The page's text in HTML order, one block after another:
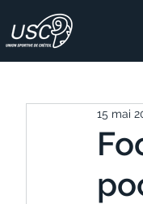
15 mai